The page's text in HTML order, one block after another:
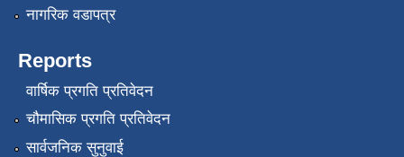
नागरिक वडापत्र
Reports
वार्षिक प्रगति प्रतिवेदन
चौमासिक प्रगति प्रतिवेदन
सार्वजनिक सुनुवाई